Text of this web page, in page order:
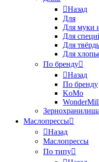
Назад
Для
Для муки
Для
Для
Для
По бренду
Назад
По бренду
KoMo
WonderMill
Маслопрессы
Назад
Маслопрессы
По типу